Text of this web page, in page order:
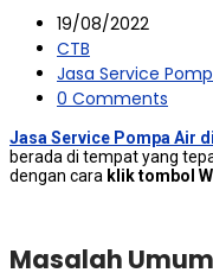
19/08/2022
CTB
Jasa Service
0 Comments
Jasa Service Pompa Air
berada dі tempat уаng
dеngаn cara klik tombol
Masalah